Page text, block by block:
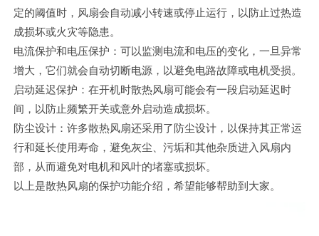
定的阈值时，风扇会自动减小转速或停止运行，以防止过热造
成损坏或火灾等隐患。
电流保护和电压保护：可以监测电流和电压的变化，一旦异常
增大，它们就会自动切断电源，以避免电路故障或电机受损。
启动延迟保护：在开机时散热风扇可能会有一段启动延迟时
间，以防止频繁开关或意外启动造成损坏。
防尘设计：许多散热风扇还采用了防尘设计，以保持其正常运
行和延长使用寿命，避免灰尘、污垢和其他杂质进入风扇内
部，从而避免对电机和风叶的堵塞或损坏。
以上是散热风扇的保护功能介绍，希望能够帮助到大家。